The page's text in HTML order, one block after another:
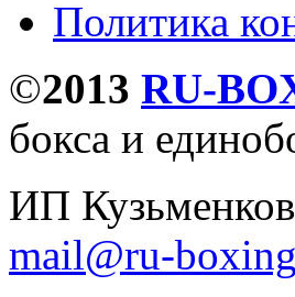
Политика
©2013 RU-
бокса и
ИП
mail@ru-